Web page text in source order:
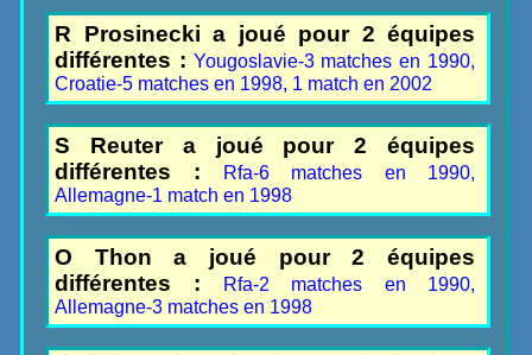
R Prosinecki a joué pour 2 équipes
différentes : Yougoslavie-3 matches en 1990,
Croatie-5 matches en 1998, 1 match en 2002
S Reuter a joué pour 2 équipes
différentes : Rfa-6 matches en 1990,
Allemagne-1 match en 1998
O Thon a joué pour 2 équipes
différentes : Rfa-2 matches en 1990,
Allemagne-3 matches en 1998